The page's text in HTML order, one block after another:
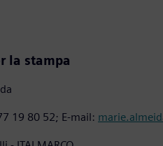
la stampa
19 80 52; E-mail: